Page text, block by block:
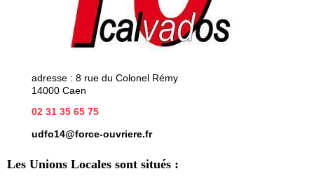
adresse : 8 rue du Colonel Rémy
14000 Caen
02 31 35 65 75
udfo14@force-ouvriere.fr
Les Unions Locales sont situés :